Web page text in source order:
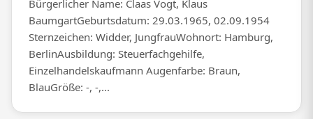
Bürgerlicher Name: Claas Vogt, Klaus
BaumgartGeburtsdatum: 29.03.1965, 02.09.1954
Sternzeichen: Widder, JungfrauWohnort: Hamburg,
BerlinAusbildung: Steuerfachgehilfe,
Einzelhandelskaufmann Augenfarbe: Braun,
BlauGröße: -, -,...